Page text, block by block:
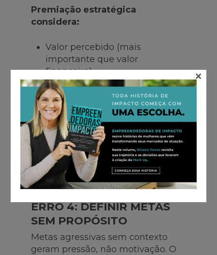
Premiação estratégica
considera:
Valor percebido (mais
importante que valor
financeiro)
Contexto da jornada
Conhecimento profundo do
público
Veja mais:Viagens de incentivo:
a premiação que marca a alma
ERRO 4: DEFINIR METAS
SEM PROPÓSITO
Metas agressivas sem contexto
geram pressão, não motivação. O
×